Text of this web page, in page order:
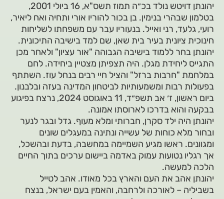
יהונתן דויטש נולד בכ״ה תמוז תשס"א, 16 ביולי 2001,
בטלמון שבהרי בנימין. בן בכור להוריו אורי ותחיה ואח ליאיר,
רועי, גלעד, רני ואייל. בנעוריו עבר עם משפחתו לשליחות
חינוכית ציונית בעיר בית שאן, שם למד בישיבה התיכונית.
יהונתן בחר ללמוד בישיבה הגבוהה "אור עציון" ולאחר מכן
התגייס ליחידת מגלן. היה תצפיתן מצטיין ביחידה. לחם
במלחמת "חרבות ברזל" והציל חיי רבים בנחל עוז. השתתף
בפעולות רבות ומשמעותיות לביטחון המדינה בעזה ובלבנון.
ביום ראשון, ז׳ אב תשפ״ד, 11 באוגוסט 2024, נרצח בפיגוע
בבקעה והוא בדרכו לארוסתו אמונה.
יהונתן היה ילד סקרן, חברותי ומלא מעוף. גדל ובגר לנער
ובחור מלא כוחות של עשייה ונתינה במעגלים שונים
ומגוונים. ראשו מגיע השמיימה במחשבה, בדעת ובהשכל,
אך רגליו נטועות עמוק באדמה ביישום ערכים בתוך החיים
הלכה למעשה.
יהונתן אהב את העם והארץ בכל מאודו. אהב לטייל
בשביליה – לאורכה ולרחבה, והאמין בעם ישראל, בנצח